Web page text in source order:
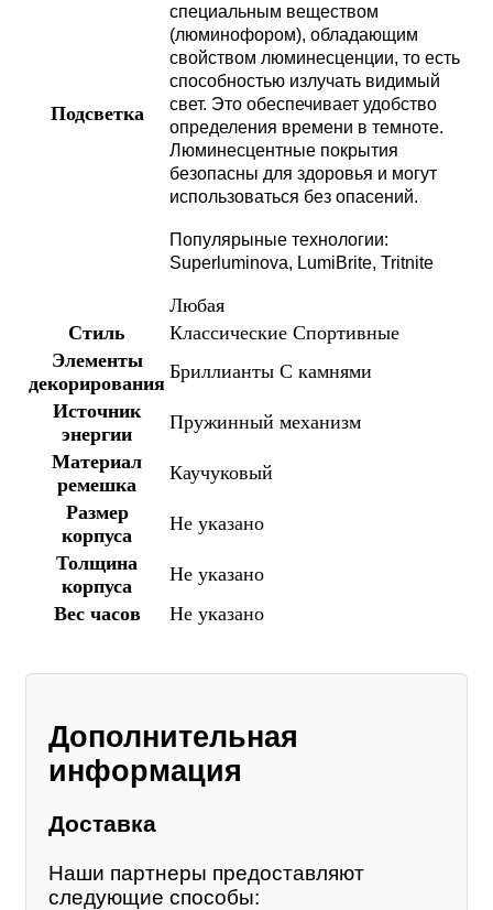
Подсветка
специальным веществом
(люминофором), обладающим
свойством люминесценции, то есть
способностью излучать видимый
свет. Это обеспечивает удобство
определения времени в темноте.
Люминесцентные покрытия
безопасны для здоровья и могут
использоваться без опасений.
Популярыные технологии:
Superluminova, LumiBrite, Tritnite
Любая
Стиль
Классические Спортивные
Элементы
декорирования
Бриллианты С камнями
Источник
энергии
Пружинный механизм
Материал
ремешка
Каучуковый
Размер
корпуса
Не указано
Толщина
корпуса
Не указано
Вес часов
Не указано
Дополнительная
информация
Доставка
Наши партнеры предоставляют
следующие способы: